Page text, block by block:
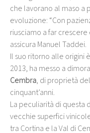
che lavorano al maso a
evoluzione: “Con
riusciamo a far
assicura Manuel Taddei.
Il suo ritorno alle origini
2013, ha messo a
Cembra, di proprietà
cinquant’anni.
La peculiarità di questa
vecchie superfici
tra Cortina e la Val di